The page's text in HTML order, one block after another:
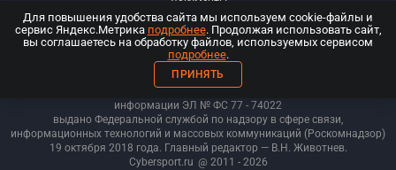
Документы
© ООО «Киберспорт.ру» — Все права защищены
18+
ООО «Киберспорт.ру». Свидетельство о регистрации средств массовой
информации ЭЛ № ФС 77 - 74022
выдано Федеральной службой по надзору в сфере связи,
информационных технологий и массовых коммуникаций (Роскомнадзор)
19 октября 2018 года. Главный редактор — В.Н. Животнев.
Cybersport.ru @ 2011 - 2026
Для повышения удобства сайта мы используем cookie-файлы и
сервис Яндекс.Метрика подробнее. Продолжая использовать сайт,
вы соглашаетесь на обработку файлов, используемых сервисом
подробнее.
ПРИНЯТЬ